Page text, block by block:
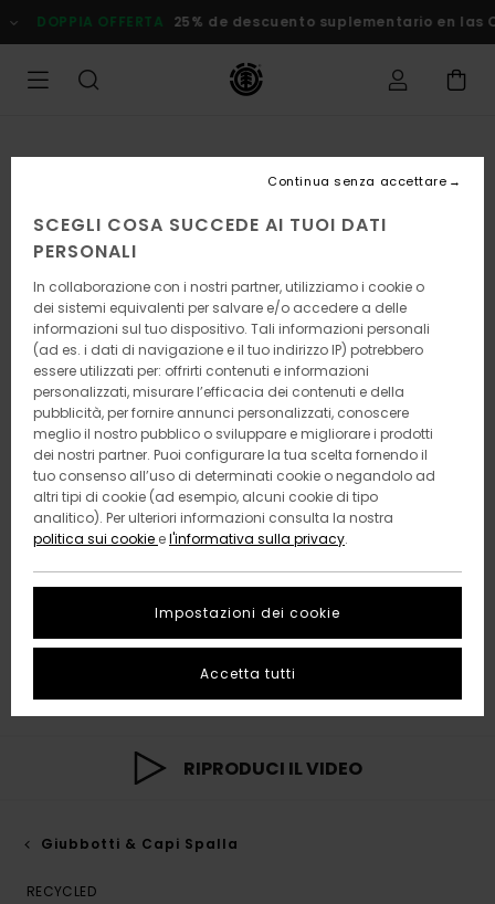
alle
informazioni
prodotto
DOPPIA OFFERTA 25% de descuento suplementario en
RIPRODUCI IL VIDEO
Giubbotti & Capi Spalla
RECYCLED
SCEGLI COSA SUCCEDE AI TUOI DATI
PERSONALI
In collaborazione con i nostri partner, utilizziamo i cookie o
dei sistemi equivalenti per salvare e/o accedere a delle
informazioni sul tuo dispositivo. Tali informazioni personali
(ad es. i dati di navigazione e il tuo indirizzo IP) potrebbero
essere utilizzati per: offrirti contenuti e informazioni
personalizzati, misurare l’efficacia dei contenuti e della
pubblicità, per fornire annunci personalizzati, conoscere
meglio il nostro pubblico o sviluppare e migliorare i prodotti
dei nostri partner. Puoi configurare la tua scelta fornendo il
tuo consenso all’uso di determinati cookie o negandolo ad
altri tipi di cookie (ad esempio, alcuni cookie di tipo
analitico). Per ulteriori informazioni consulta la nostra
politica sui cookie el'informativa sulla privacy.
Impostazioni dei cookie
Continua senza accettare
Accetta tutti